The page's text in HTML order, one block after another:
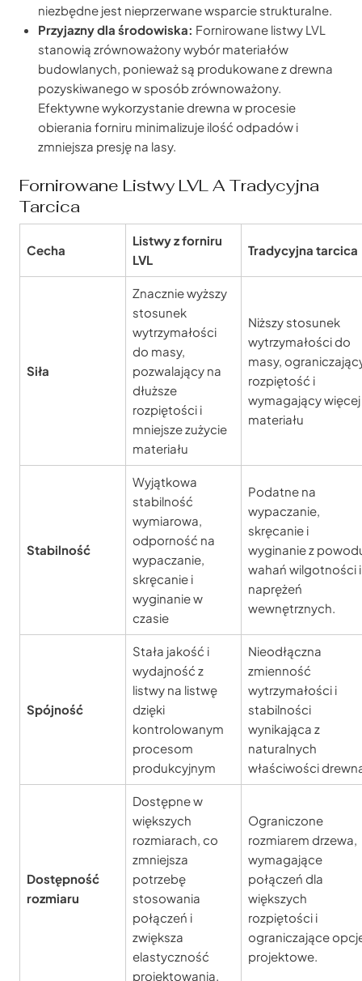
niezbędne jest nieprzerwane wsparcie strukturalne.
Przyjazny dla środowiska: Fornirowane listwy LVL
stanowią zrównoważony wybór materiałów
budowlanych, ponieważ są produkowane z drewna
pozyskiwanego w sposób zrównoważony.
Efektywne wykorzystanie drewna w procesie
obierania forniru minimalizuje ilość odpadów i
zmniejsza presję na lasy.
Fornirowane Listwy LVL A Tradycyjna
Tarcica
Cecha
Listwy z forniru
LVL
Tradycyjna tarcica
Siła
Znacznie wyższy
stosunek
wytrzymałości
do masy,
pozwalający na
dłuższe
rozpiętości i
mniejsze zużycie
materiału
Niższy stosunek
wytrzymałości do
masy,
rozpiętość i
wymagający więcej
materiału
Stabilność
Wyjątkowa
stabilność
wymiarowa,
odporność na
wypaczanie,
skręcanie i
wyginanie w
czasie
Podatne na
wypaczanie,
skręcanie i
wyginanie z
wahań wilgotności i
naprężeń
wewnętrznych.
Spójność
Stała jakość i
wydajność z
listwy na listwę
dzięki
kontrolowanym
procesom
produkcyjnym
Nieodłączna
zmienność
wytrzymałości i
stabilności
wynikająca z
naturalnych
właściwości
Dostępność
rozmiaru
Dostępne w
większych
rozmiarach, co
zmniejsza
potrzebę
stosowania
połączeń i
zwiększa
elastyczność
projektowania.
Ograniczone
rozmiarem drzewa,
wymagające
połączeń dla
większych
rozpiętości i
ograniczające
projektowe.